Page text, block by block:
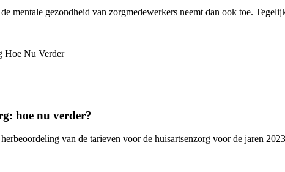
mentale gezondheid van zorgmedewerkers neemt dan ook toe.
hoe nu verder?
van de tarieven voor de huisartsenzorg voor de jaren